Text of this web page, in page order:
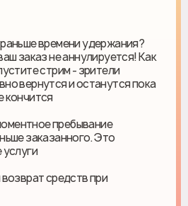
времени удержания?
заказ не аннулируется! Как
стрим - зрители
вернутся и останутся пока
кончится
пребывание
заказанного. Это
средств при